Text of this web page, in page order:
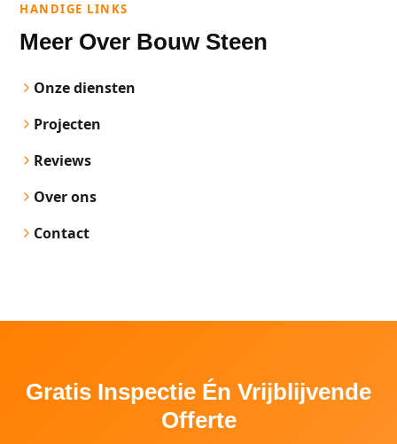
HANDIGE LINKS
Meer Over Bouw Steen
Onze diensten
Projecten
Reviews
Over ons
Contact
Gratis Inspectie Én Vrijblijvende
Offerte